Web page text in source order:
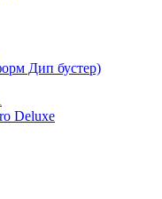
Дип бустер)
Deluxe